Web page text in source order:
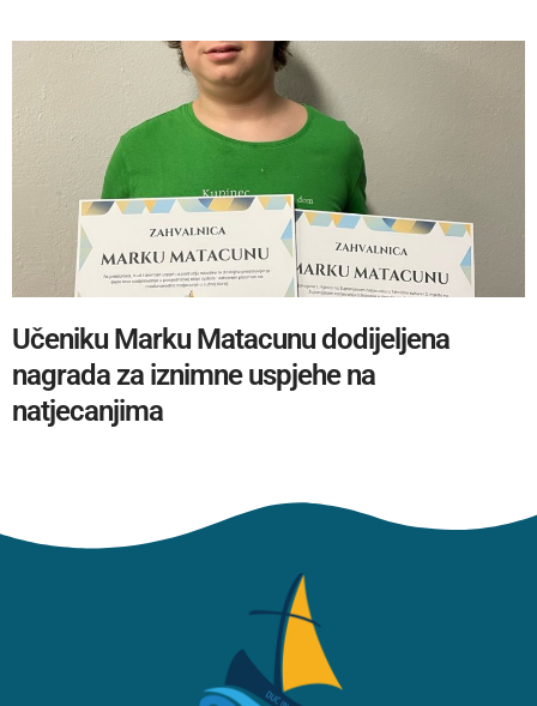
Učeniku Marku Matacunu dodijeljena
nagrada za iznimne uspjehe na
natjecanjima